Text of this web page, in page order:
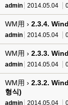
admin 2014.05.04
WM用 › 2.3.4.
admin 2014.05.04
WM用 › 2.3.3.
admin 2014.05.04
WM用 › 2.3.2.
형식)
admin 2014.05.04